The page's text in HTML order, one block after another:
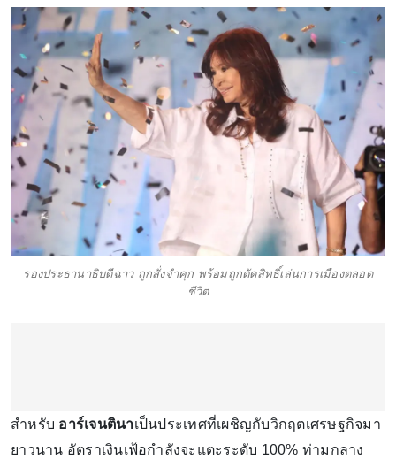
รองประธานาธิบดีฉาว ถูกสั่งจำคุก พร้อมถูกตัดสิทธิ์เล่นการเมืองตลอด
ชีวิต
สำหรับ อาร์เจนตินาเป็นประเทศที่เผชิญกับวิกฤตเศรษฐกิจมา
ยาวนาน อัตราเงินเฟ้อกำลังจะแตะระดับ 100% ท่ามกลาง